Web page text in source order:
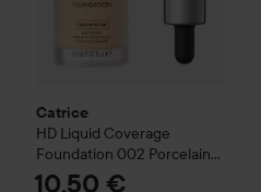
Catrice
HD Liquid Coverage
Foundation 002 Porcelain
Beige
10,50 €